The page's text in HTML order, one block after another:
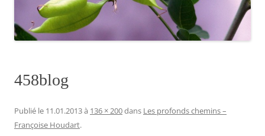
458blog
Publié le 11.01.2013à 136 × 200dans Les profonds chemins –
Françoise Houdart.